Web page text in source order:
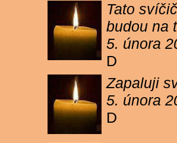
Tato
budou na
5. února
D
Zapaluji
5. února
D